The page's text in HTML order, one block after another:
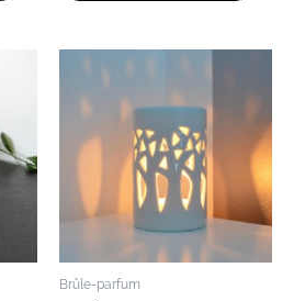
Brûle-parfum